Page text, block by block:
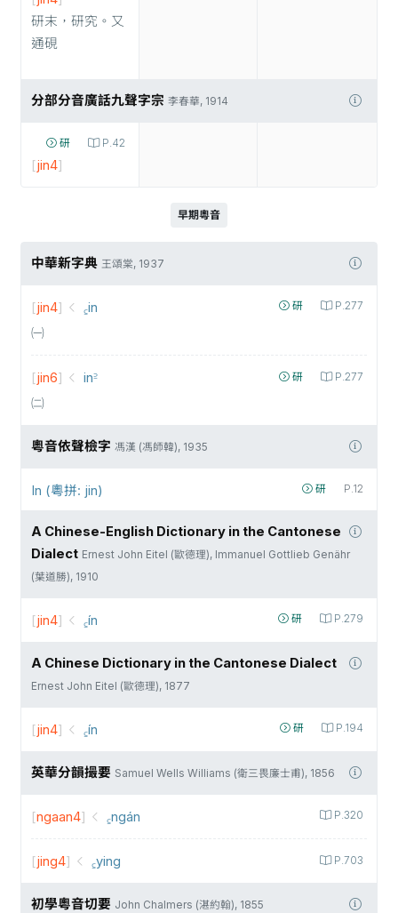
研末，研究。又
通硯
分部分音廣話九聲字宗 李春華, 1914
研 P.42
[jin4]
早期粵音
中華新字典 王頌棠, 1937
研 P.277
[jin4] ꜁in
㈠
研 P.277
[jin6] in꜅
㈡
粵音依聲檢字 馮漢 (馮師韓), 1935
研 P.12
In (粵拼: jin)
A Chinese-English Dictionary in the Cantonese
Dialect Ernest John Eitel (歐德理), Immanuel Gottlieb Genähr
(葉道勝), 1910
研 P.279
[jin4] ꜁ín
A Chinese Dictionary in the Cantonese Dialect
Ernest John Eitel (歐德理), 1877
研 P.194
[jin4] ꜁ín
英華分韻撮要 Samuel Wells Williams (衛三畏廉士甫), 1856
P.320
[ngaan4] ꜁ngán
P.703
[jing4] ꜁ying
初學粵音切要 John Chalmers (湛約翰), 1855